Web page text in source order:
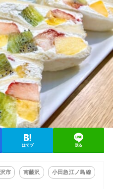
はてブ 送る
市 南藤沢 小田急江ノ島線